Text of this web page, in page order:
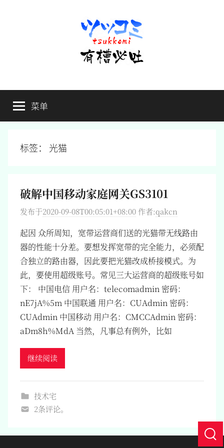
有
槽
必
槽，
毋
菜单
标签： 光猫
破解中国移动家庭网关GS3101
发布于2020-09-08T00:05:01+08:00 作者:qakcn
起因 众所周知，宽带运营商们送的光猫带无线路由
器的性能十分差。要想发挥宽带的完全能力，必须配
合独立的路由器，因此要把光猫改成桥接模式。为
此，要使用超级账号。常见三大运营商的超级账号如
下： 中国电信 用户名：telecomadmin 密码：
nE7jA%5m 中国联通 用户名：CUAdmin 密码：
CUAdmin 中国移动 用户名：CMCCAdmin 密码：
aDm8h%MdA 当然，凡事总有例外，比如
继续阅读
技术宅
2条评论。